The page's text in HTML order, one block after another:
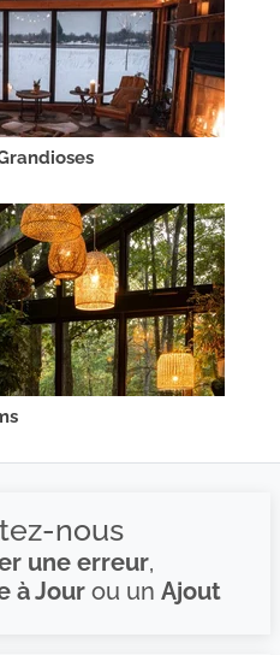
nous
une erreur,
à Jourou un Ajout